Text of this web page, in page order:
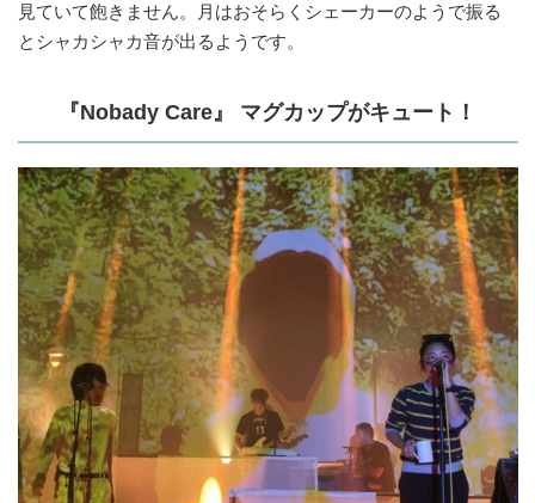
見ていて飽きません。月はおそらくシェーカーのようで振る
とシャカシャカ音が出るようです。
『Nobady Care』 マグカップがキュート！